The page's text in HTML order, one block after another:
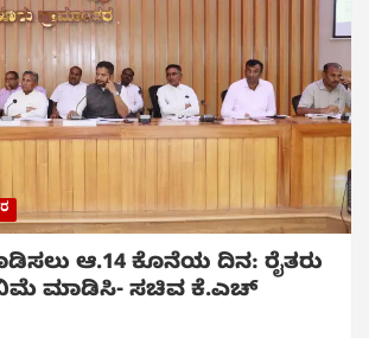
ಆ.14 ಕೊನೆಯ ದಿನ: ರೈತರು
ವಿಮೆ ಮಾಡಿಸಿ- ಸಚಿವ ಕೆ.ಎಚ್